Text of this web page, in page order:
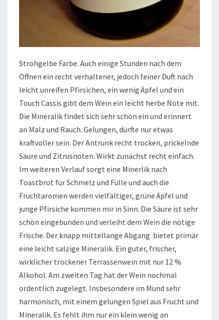
Strohgelbe Farbe. Auch einige Stunden nach dem
Öffnen ein recht verhaltener, jedoch feiner Duft nach
leicht unreifen Pfirsichen, ein wenig Äpfel und ein
Touch Cassis gibt dem Wein ein leicht herbe Note mit.
Die Mineralik findet sich sehr schön ein und erinnert
an Malz und Rauch. Gelungen, dürfte nur etwas
kraftvoller sein. Der Antrunk recht trocken, prickelnde
Säure und Zitrusnoten. Wirkt zunächst recht einfach.
Im weiteren Verlauf sorgt eine Minerlik nach
Toastbrot für Schmelz und Fülle und auch die
Fruchtaromen werden vielfältiger, grüne Äpfel und
junge Pfirsiche kommen mir in Sinn. Die Säure ist sehr
schön eingebunden und verleiht dem Wein die nötige
Frische. Der knapp mittellange Abgang bietet primär
eine leicht salzige Mineralik. Ein guter, frischer,
wirklicher trockener Terrassenwein mit nur 12 %
Alkohol. Am zweiten Tag hat der Wein nochmal
ordentlich zugelegt. Insbesondere im Mund sehr
harmonisch, mit einem gelungen Spiel aus Frucht und
Mineralik. Es fehlt ihm nur ein klein wenig an